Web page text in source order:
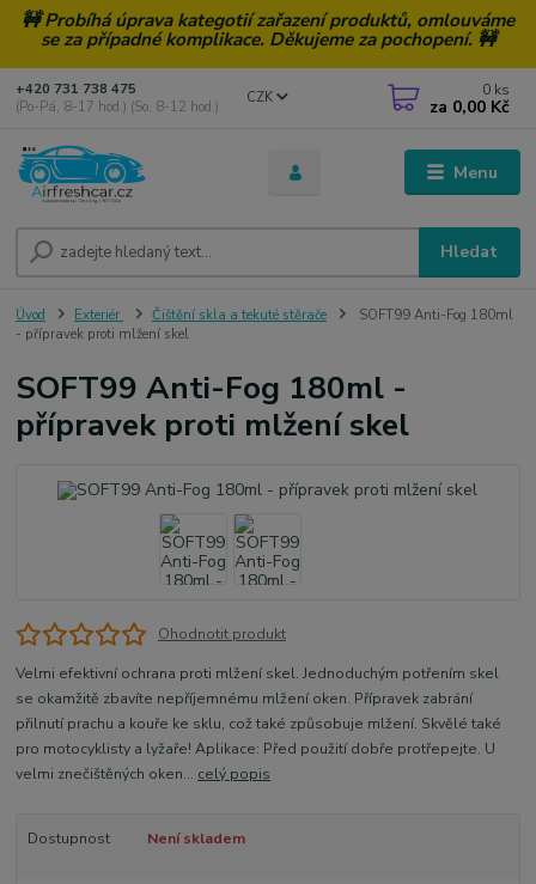
🚧 Probíhá úprava kategotií zařazení produktů, omlouváme
se za případné komplikace. Děkujeme za pochopení. 🚧
Menu
CZK
Hledat
+420 731 738 475
(Po-Pá, 8-17 hod.) (So, 8-12 hod.)
0 ks
za 0,00 Kč
Úvod Exteriér Čištění skla a tekuté stěrače
SOFT99 Anti-Fog 180ml
- přípravek proti mlžení skel
SOFT99 Anti-Fog 180ml -
přípravek proti mlžení skel
Ohodnotit produkt
Velmi efektivní ochrana proti mlžení skel. Jednoduchým potřením skel
se okamžitě zbavíte nepříjemnému mlžení oken. Přípravek zabrání
přilnutí prachu a kouře ke sklu, což také způsobuje mlžení. Skvělé také
pro motocyklisty a lyžaře! Aplikace: Před použití dobře protřepejte. U
velmi znečištěných oken... celý popis
Dostupnost Není skladem